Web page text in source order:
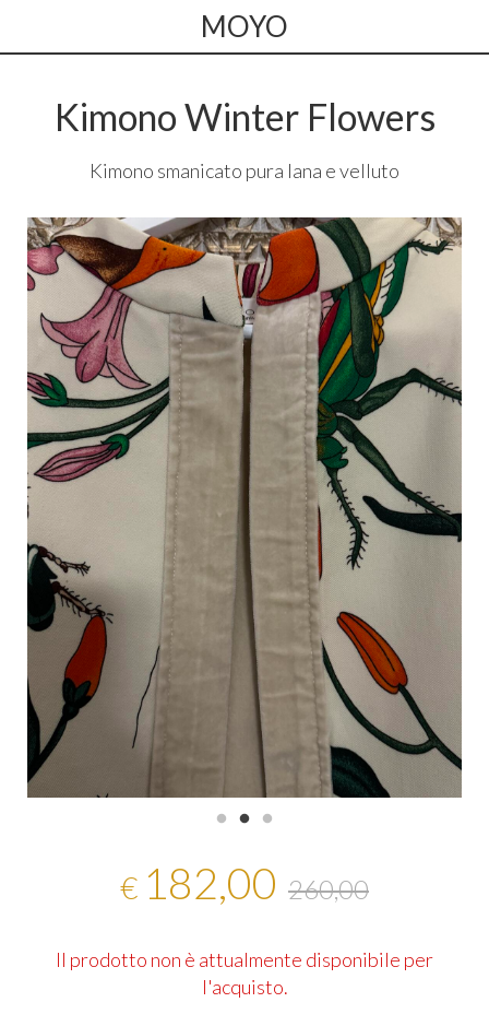
MOYO
Kimono Winter Flowers
Kimono smanicato pura lana e velluto
€ 182,00 260,00
Il prodotto non è attualmente disponibile per
l'acquisto.